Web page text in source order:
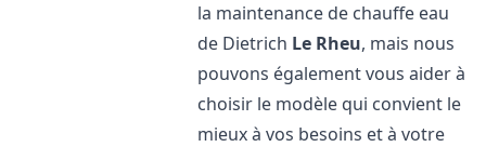
la maintenance de chauffe eau
de Dietrich Le Rheu, mais nous
pouvons également vous aider à
choisir le modèle qui convient le
mieux à vos besoins et à votre